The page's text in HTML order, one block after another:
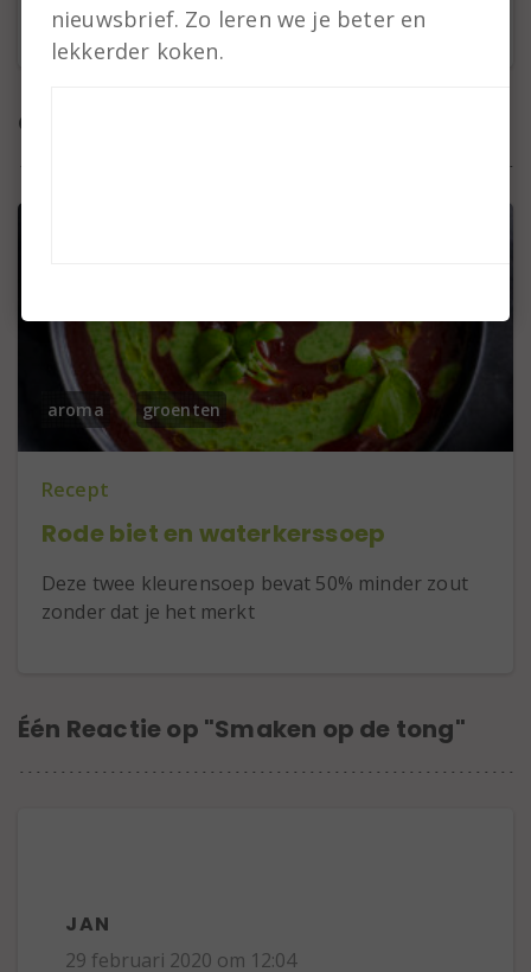
Gerelateerde items
aroma groenten
Recept
Rode biet en waterkerssoep
Deze twee kleurensoep bevat 50% minder zout
zonder dat je het merkt
Één Reactie op "Smaken op de tong"
JAN
29 februari 2020 om 12:04
nieuwsbrief. Zo leren we je beter en
lekkerder koken.